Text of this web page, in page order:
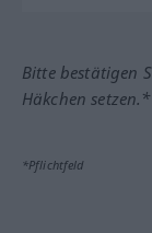
Bitte bestätigen
Häkchen setzen.*
*Pflichtfeld